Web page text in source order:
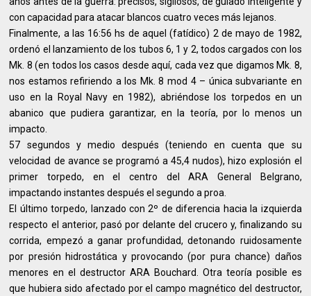
con capacidad para atacar blancos cuatro veces más lejanos.
Finalmente, a las 16:56 hs de aquel (fatídico) 2 de mayo de 1982,
ordenó el lanzamiento de los tubos 6, 1 y 2, todos cargados con los
Mk. 8 (en todos los casos desde aquí, cada vez que digamos Mk. 8,
nos estamos refiriendo a los Mk. 8 mod 4 – única subvariante en
uso en la Royal Navy en 1982), abriéndose los torpedos en un
abanico que pudiera garantizar, en la teoría, por lo menos un
impacto.
57 segundos y medio después (teniendo en cuenta que su
velocidad de avance se programó a 45,4 nudos), hizo explosión el
primer torpedo, en el centro del ARA General Belgrano,
impactando instantes después el segundo a proa.
El último torpedo, lanzado con 2º de diferencia hacia la izquierda
respecto el anterior, pasó por delante del crucero y, finalizando su
corrida, empezó a ganar profundidad, detonando ruidosamente
por presión hidrostática y provocando (por pura chance) daños
menores en el destructor ARA Bouchard. Otra teoría posible es
que hubiera sido afectado por el campo magnético del destructor,